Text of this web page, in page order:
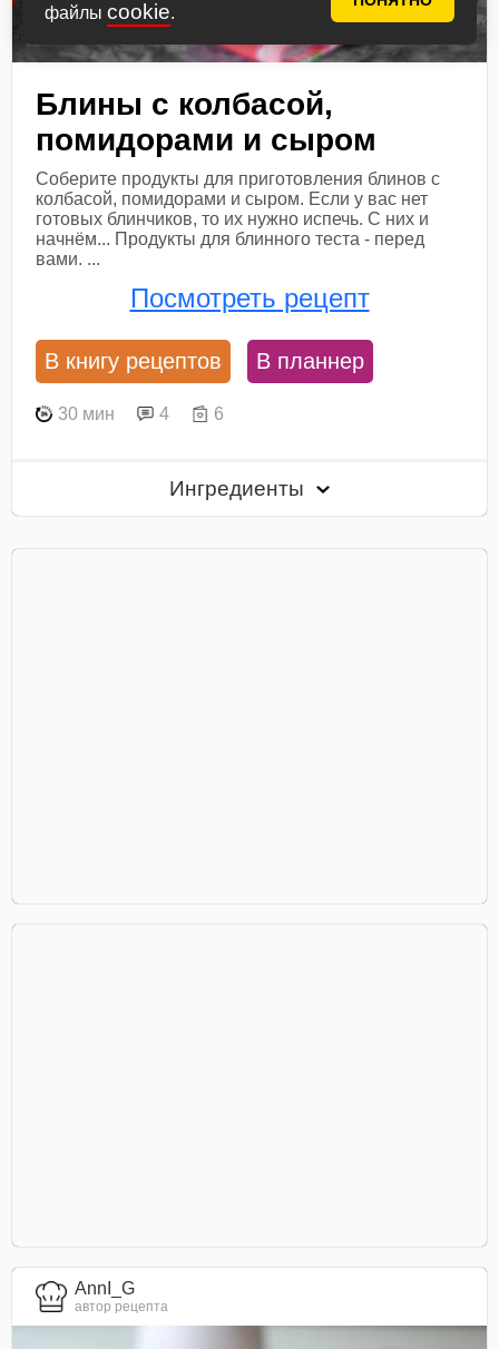
файлы cookie.
Блины с колбасой,
помидорами и сыром
Соберите продукты для приготовления блинов с
колбасой, помидорами и сыром. Если у вас нет
готовых блинчиков, то их нужно испечь. С них и
начнём... Продукты для блинного теста - перед
вами. ...
Посмотреть рецепт
В книгу рецептов В планнер
30 мин 4 6
Ингредиенты
AnnI_G
автор рецепта